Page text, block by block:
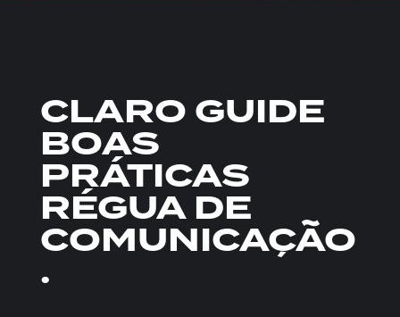
CLARO GUIDE
BOAS
PRÁTICAS
RÉGUA DE
COMUNICAÇÃO
.